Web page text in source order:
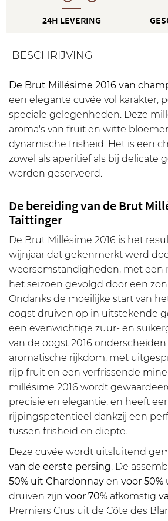
24H LEVERING
BESCHRIJVING
De Brut Millésime 2016 van
een elegante cuvée vol karakter,
speciale gelegenheden. Deze
aroma's van fruit en witte
dynamische frisheid. Het is een
zowel als aperitief als bij delicate
worden geserveerd.
De bereiding van de Brut
Taittinger
De Brut Millésime 2016 is het
wijnjaar dat gekenmerkt werd
weersomstandigheden, met een
het seizoen gevolgd door een
Ondanks de moeilijke start van
oogst druiven op in uitstekende
een evenwichtige zuur- en
van de oogst 2016
aromatische rijkdom, met
rijp fruit en een verfrissende
millésime 2016 wordt
precisie en elegantie, en heeft
rijpingspotentieel dankzij een
tussen frisheid en diepte.
Deze cuvée wordt uitsluitend
van de eerste persing. De
50% uit Chardonnay en voor 50%
druiven zijn voor 70% afkomstig
Premiers Crus uit de Côte des